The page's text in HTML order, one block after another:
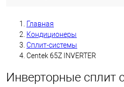
Главная
Кондиционеры
Сплит-системы
Centek 65Z INVERTER
Инверторные сплит